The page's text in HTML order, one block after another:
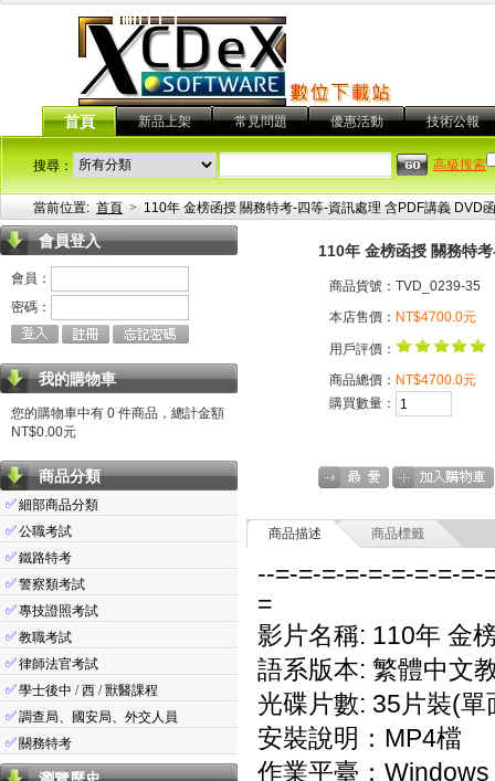
首頁 新品上架 常見問題 優惠活動 技術公報
搜尋： 高級搜索
當前位置: 首頁 > 110年 金榜函授 關務特考-四等-資訊處理 含PDF講義 DVD
會員登入
會員：
密碼：
我的購物車
您的購物車中有 0 件商品，總計金額
NT$0.00元
商品分類
✅細部商品分類
✅公職考試
✅鐵路特考
✅警察類考試
✅專技證照考試
✅教職考試
✅律師法官考試
✅學士後中 / 西 / 獸醫課程
✅調查局、國安局、外交人員
✅ 關務特考
110年 金榜函授 關務特
商品貨號：TVD_0239-35
本店售價： NT$4700.0元
用戶評價：
商品總價： NT$4700.0元
購買數量：
商品描述 商品標籤
--=-=-=-=-=-=-=-=-=-
=
影片名稱: 110年 金
語系版本: 繁體中文
光碟片數: 35片裝(單
安裝說明：MP4檔
作業平臺：